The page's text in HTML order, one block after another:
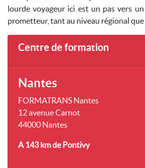
lourde voyageur ici est un pas vers
prometteur, tant au niveau régional
Centre de formation
Nantes
FORMATRANS Nantes
12 avenue Carnot
44000 Nantes
A 143 kmde Pontivy